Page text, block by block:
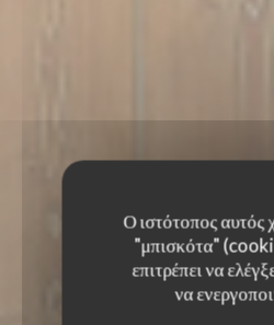
Ο ιστότοπος αυτός
"μπισκότα"
επιτρέπει να
να